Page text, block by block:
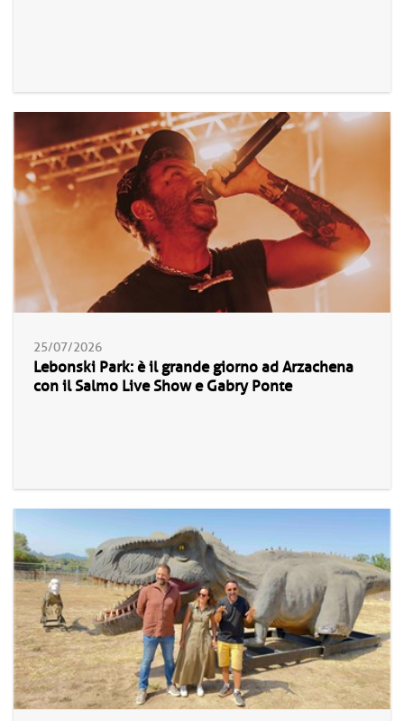
25/07/2026
Lebonski Park: è il grande giorno ad Arzachena
con il Salmo Live Show e Gabry Ponte